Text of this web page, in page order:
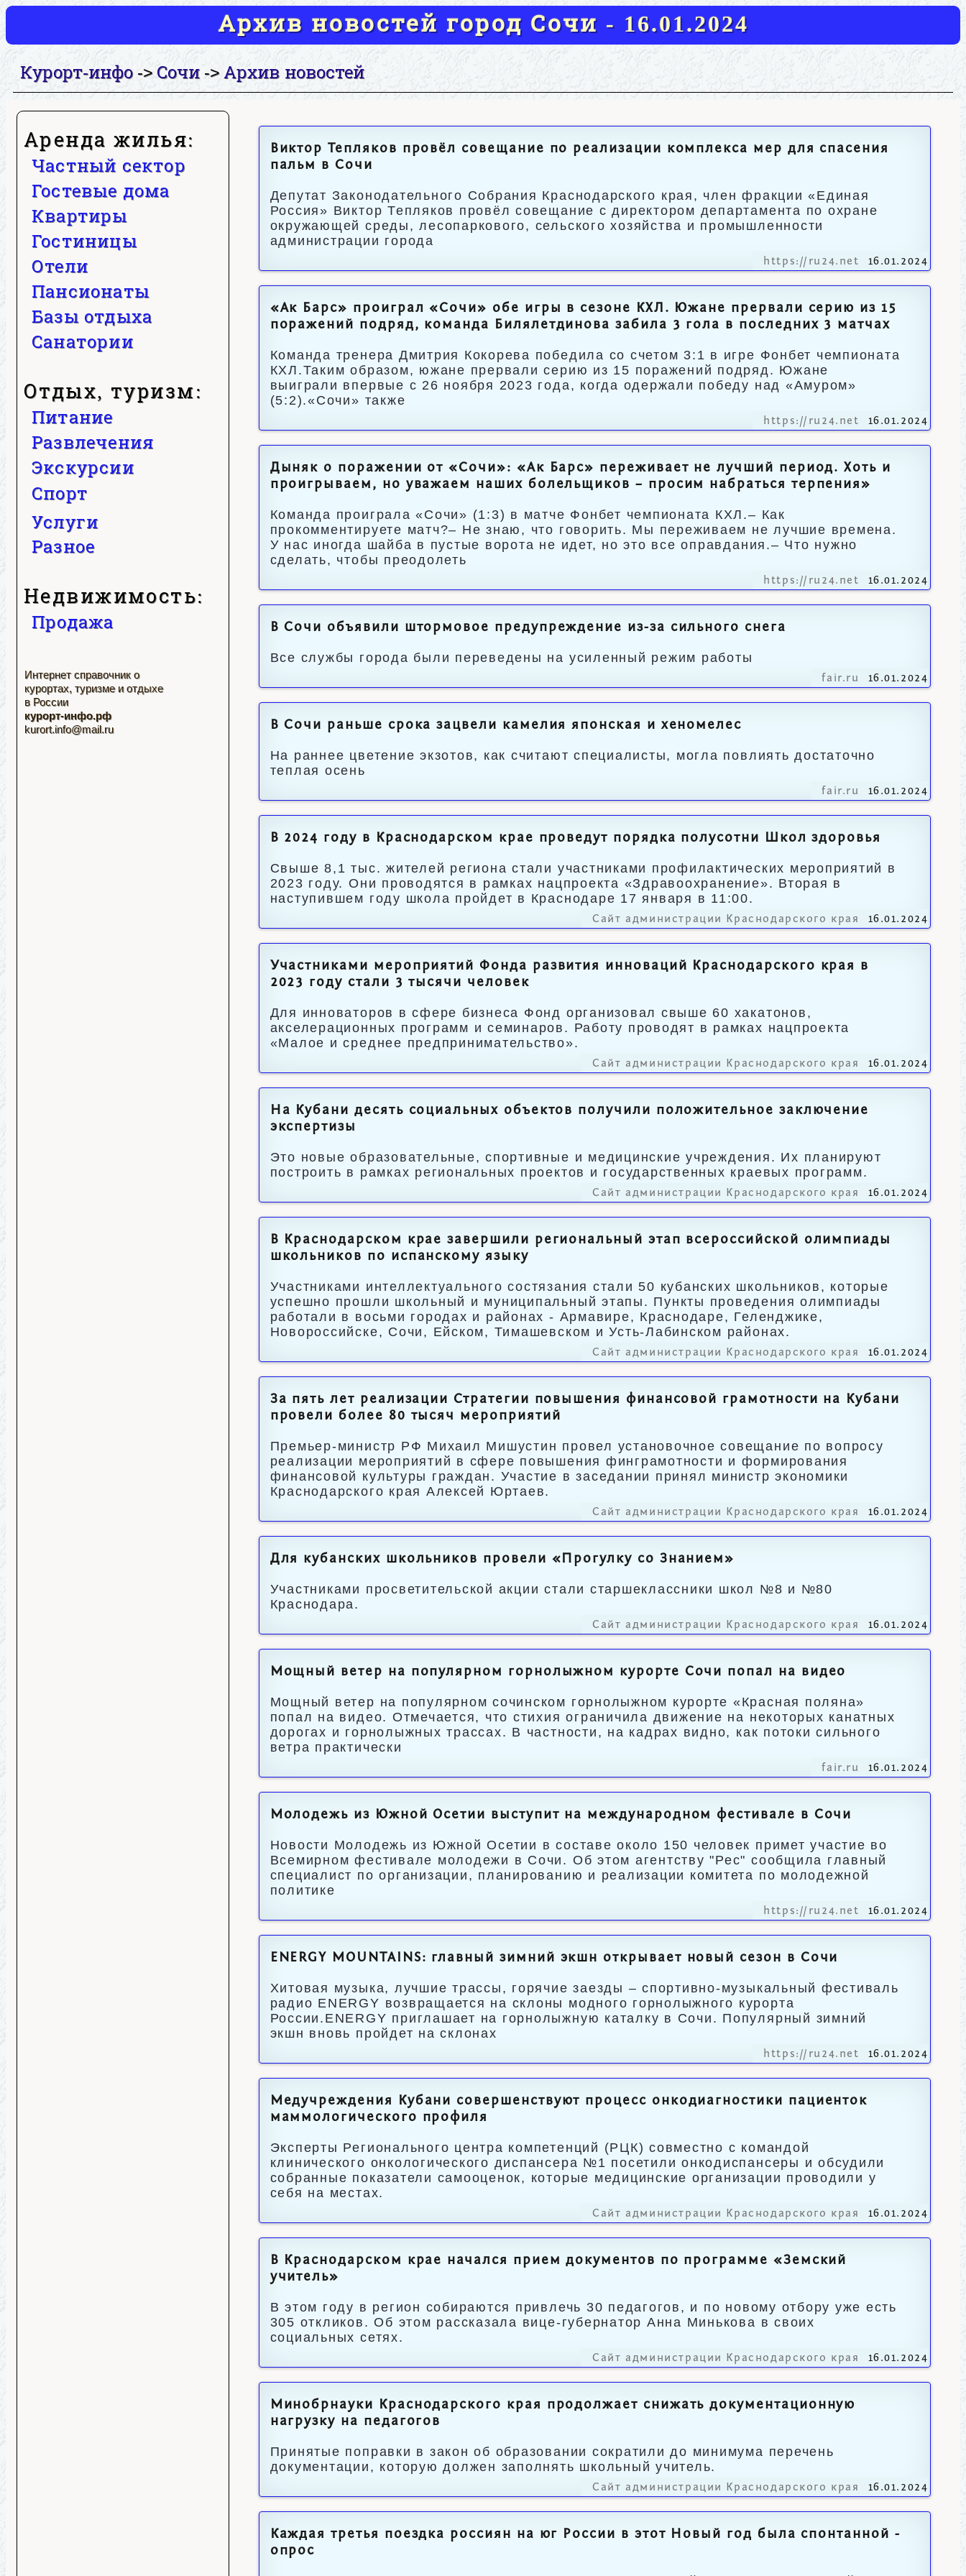
Архив новостей город Сочи - 16.01.2024
Курорт-инфо-> Сочи->Архив новостей
Аренда жилья:
Частный сектор
Гостевые дома
Квартиры
Гостиницы
Отели
Пансионаты
Базы отдыха
Санатории
Отдых, туризм:
Питание
Развлечения
Экскурсии
Спорт
Услуги
Разное
Недвижимость:
Продажа
Интернет справочник о
курортах, туризме и отдыхе
в России
курорт-инфо.рф
kurort.info@mail.ru
Виктор Тепляков провёл совещание по реализации комплекса мер для спасения
пальм в Сочи
Депутат Законодательного Собрания Краснодарского края, член фракции «Единая
Россия» Виктор Тепляков провёл совещание с директором департамента по охране
окружающей среды, лесопаркового, сельского хозяйства и промышленности
администрации города
https://ru24.net 16.01.2024
«Ак Барс» проиграл «Сочи» обе игры в сезоне КХЛ. Южане прервали серию из 15
поражений подряд, команда Билялетдинова забила 3 гола в последних 3 матчах
Команда тренера Дмитрия Кокорева победила со счетом 3:1 в игре Фонбет чемпионата
КХЛ.Таким образом, южане прервали серию из 15 поражений подряд. Южане
выиграли впервые с 26 ноября 2023 года, когда одержали победу над «Амуром»
(5:2).«Сочи» также
https://ru24.net 16.01.2024
Дыняк о поражении от «Сочи»: «Ак Барс» переживает не лучший период. Хоть и
проигрываем, но уважаем наших болельщиков – просим набраться терпения»
Команда проиграла «Сочи» (1:3) в матче Фонбет чемпионата КХЛ.– Как
прокомментируете матч?– Не знаю, что говорить. Мы переживаем не лучшие времена.
У нас иногда шайба в пустые ворота не идет, но это все оправдания.– Что нужно
сделать, чтобы преодолеть
https://ru24.net 16.01.2024
В Сочи объявили штормовое предупреждение из-за сильного снега
Все службы города были переведены на усиленный режим работы
fair.ru 16.01.2024
В Сочи раньше срока зацвели камелия японская и хеномелес
На раннее цветение экзотов, как считают специалисты, могла повлиять достаточно
теплая осень
fair.ru 16.01.2024
В 2024 году в Краснодарском крае проведут порядка полусотни Школ здоровья
Свыше 8,1 тыс. жителей региона стали участниками профилактических мероприятий в
2023 году. Они проводятся в рамках нацпроекта «Здравоохранение». Вторая в
наступившем году школа пройдет в Краснодаре 17 января в 11:00.
Сайт администрации Краснодарского края 16.01.2024
Участниками мероприятий Фонда развития инноваций Краснодарского края в
2023 году стали 3 тысячи человек
Для инноваторов в сфере бизнеса Фонд организовал свыше 60 хакатонов,
акселерационных программ и семинаров. Работу проводят в рамках нацпроекта
«Малое и среднее предпринимательство».
Сайт администрации Краснодарского края 16.01.2024
На Кубани десять социальных объектов получили положительное заключение
экспертизы
Это новые образовательные, спортивные и медицинские учреждения. Их планируют
построить в рамках региональных проектов и государственных краевых программ.
Сайт администрации Краснодарского края 16.01.2024
В Краснодарском крае завершили региональный этап всероссийской олимпиады
школьников по испанскому языку
Участниками интеллектуального состязания стали 50 кубанских школьников, которые
успешно прошли школьный и муниципальный этапы. Пункты проведения олимпиады
работали в восьми городах и районах - Армавире, Краснодаре, Геленджике,
Новороссийске, Сочи, Ейском, Тимашевском и Усть-Лабинском районах.
Сайт администрации Краснодарского края 16.01.2024
За пять лет реализации Стратегии повышения финансовой грамотности на Кубани
провели более 80 тысяч мероприятий
Премьер-министр РФ Михаил Мишустин провел установочное совещание по вопросу
реализации мероприятий в сфере повышения финграмотности и формирования
финансовой культуры граждан. Участие в заседании принял министр экономики
Краснодарского края Алексей Юртаев.
Сайт администрации Краснодарского края 16.01.2024
Для кубанских школьников провели «Прогулку со Знанием»
Участниками просветительской акции стали старшеклассники школ №8 и №80
Краснодара.
Сайт администрации Краснодарского края 16.01.2024
Мощный ветер на популярном горнолыжном курорте Сочи попал на видео
Мощный ветер на популярном сочинском горнолыжном курорте «Красная поляна»
попал на видео. Отмечается, что стихия ограничила движение на некоторых канатных
дорогах и горнолыжных трассах. В частности, на кадрах видно, как потоки сильного
ветра практически
fair.ru 16.01.2024
Молодежь из Южной Осетии выступит на международном фестивале в Сочи
Новости Молодежь из Южной Осетии в составе около 150 человек примет участие во
Всемирном фестивале молодежи в Сочи. Об этом агентству "Рес" сообщила главный
специалист по организации, планированию и реализации комитета по молодежной
политике
https://ru24.net 16.01.2024
ENERGY MOUNTAINS: главный зимний экшн открывает новый сезон в Сочи
Хитовая музыка, лучшие трассы, горячие заезды – спортивно-музыкальный фестиваль
радио ENERGY возвращается на склоны модного горнолыжного курорта
России.ENERGY приглашает на горнолыжную каталку в Сочи. Популярный зимний
экшн вновь пройдет на склонах
https://ru24.net 16.01.2024
Медучреждения Кубани совершенствуют процесс онкодиагностики пациенток
маммологического профиля
Эксперты Регионального центра компетенций (РЦК) совместно с командой
клинического онкологического диспансера №1 посетили онкодиспансеры и обсудили
собранные показатели самооценок, которые медицинские организации проводили у
себя на местах.
Сайт администрации Краснодарского края 16.01.2024
В Краснодарском крае начался прием документов по программе «Земский
учитель»
В этом году в регион собираются привлечь 30 педагогов, и по новому отбору уже есть
305 откликов. Об этом рассказала вице-губернатор Анна Минькова в своих
социальных сетях.
Сайт администрации Краснодарского края 16.01.2024
Минобрнауки Краснодарского края продолжает снижать документационную
нагрузку на педагогов
Принятые поправки в закон об образовании сократили до минимума перечень
документации, которую должен заполнять школьный учитель.
Сайт администрации Краснодарского края 16.01.2024
Каждая третья поездка россиян на юг России в этот Новый год была спонтанной -
опрос